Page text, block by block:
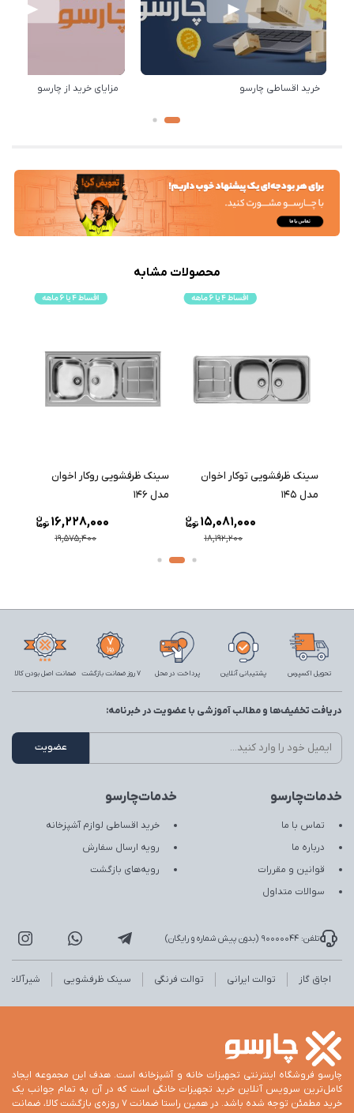
خرید اقساطی چارسو مزایای خرید از چارسو
محصولات مشابه
سینک ظرفشویی توکار اخوان
مدل 145
18,192,200
15,081,000
سینک ظرفشویی روکار اخوان
مدل 146
19,575,400
16,228,000
تحویل اکسپرس پشتیبانی آنلاین پرداخت در محل 7 روز ضمانت بازگشت ضمانت اصل بودن کالا
خدمات‌چارسو
تماس با ما
درباره ما
قوانین و مقررات
سوالات متداول
خدمات‌چارسو
خرید اقساطی لوازم آشپزخانه
رویه ارسال سفارش
رویه‌های بازگشت
دریافت تخفیف‌ها و مطالب آموزشی با عضویت در خبرنامه:
تلفن: 90000044 (بدون پیش شماره و رایگان)
اجاق گاز توالت ایرانی توالت فرنگی سینک ظرفشویی شیرآلات
چارسو فروشگاه اینترنتی تجهیزات خانه و آشپزخانه است. هدف این مجموعه ایجاد
کامل‌ترین سرویس آنلاین خرید تجهیزات خانگی است که در آن به تمام جوانب یک
خرید مطمئن توجه شده باشد. در همین راستا ضمانت 7 روزه‌ی بازگشت کالا، ضمانت